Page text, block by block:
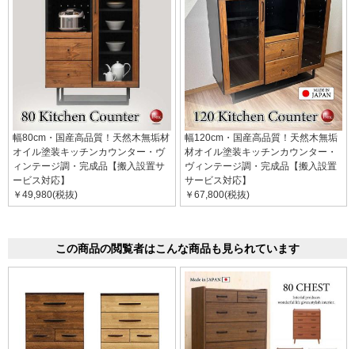
幅80cm・国産高品質！天然木無垢材
オイル塗装キッチンカウンター・ヴ
ィンテージ調・完成品【搬入設置サ
ービス対応】
￥49,980(税抜)
幅120cm・国産高品質！天然木無垢
材オイル塗装キッチンカウンター・
ヴィンテージ調・完成品【搬入設置
サービス対応】
￥67,800(税抜)
この商品の閲覧者はこんな商品も見られています